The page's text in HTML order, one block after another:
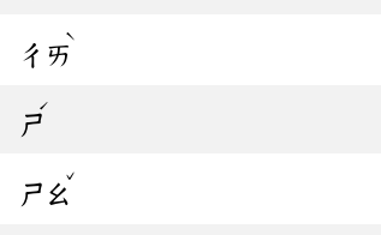
ㄔㄞ
ˋ
ㄕ
ˊ
ㄕㄠ
ˇ